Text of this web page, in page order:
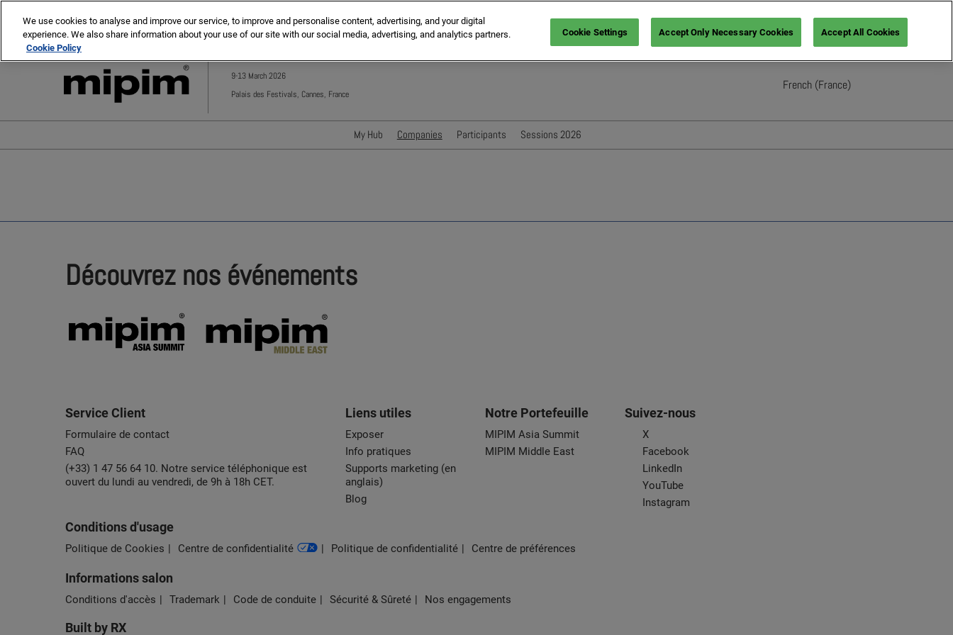
to
content
Escape
the
MIPIM MIPIM Asia
9-13 March 2026
Palais des Festivals, Cannes, France
French (France)
Italian (Italy)
My Hub Companies Participants
Sessions 2026
Découvrez nos événements
Service Client
Formulaire de contact
FAQ
(+33) 1 47 56 64 10. Notre service téléphonique est
ouvert du lundi au vendredi, de 9h à 18h CET.
Liens utiles
Exposer
Info pratiques
Supports marketing (en
anglais)
Blog
Notre Portefeuille
MIPIM Asia Summit
MIPIM Middle East
Suivez-nous
X
Facebook
LinkedIn
YouTube
Instagram
Conditions d'usage
Politique de Cookies Centre de confidentialité Politique de confidentialité Centre de préférences
Informations salon
Conditions d'accès Trademark Code de conduite Sécurité & Sûreté Nos engagements
Built by RX
We use cookies to analyse and improve our service, to improve and personalise content, advertising, and your digital
experience. We also share information about your use of our site with our social media, advertising, and analytics partners.
Cookie Policy
Cookie Settings Accept Only Necessary Cookies Accept All Cookies